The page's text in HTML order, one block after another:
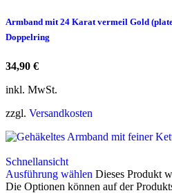
Armband mit 24 Karat vermeil Gold
Doppelring
34,90 €
inkl. MwSt.
zzgl. Versandkosten
Schnellansicht
Ausführung wählen Dieses Produkt
Die Optionen können auf der